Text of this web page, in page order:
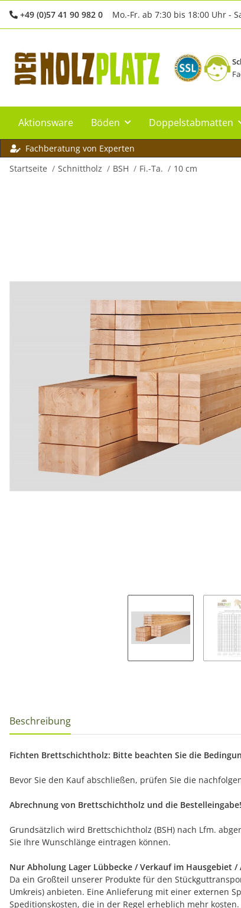
+49 (0)57 41 90 982 0 Mo.-Fr. ab 7:30 bis 18:00 Uhr -
Aktionsware Böden Doppelstabmatten
Fachberatung von Experten
Startseite
Schnittholz BSH Fi.-Ta. 10 cm
Beschreibung
Fichten Brettschichtholz: Bitte beachten Sie die
Bevor Sie den Kauf abschließen, prüfen Sie die
Abrechnung von Brettschichtholz und die Bestelleingabe!
Grundsätzlich wird Brettschichtholz (BSH) nach Lfm.
Sie Ihre Wunschlänge eintragen können.
Nur Abholung Lager Lübbecke / Verkauf im Hausgebiet
Da ein Großteil unserer Produkte für den
Umkreis) anbieten. Eine Anlieferung mit einer externen
Speditionskosten, die in der Regel erheblich mehr